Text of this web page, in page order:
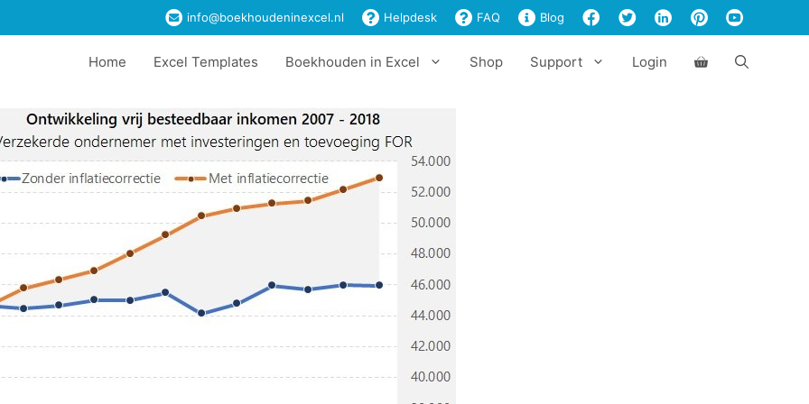
info@boekhoudeninexcel.nl Helpdesk FAQ Blog
Home Excel Templates Boekhouden in Excel Shop Support Login